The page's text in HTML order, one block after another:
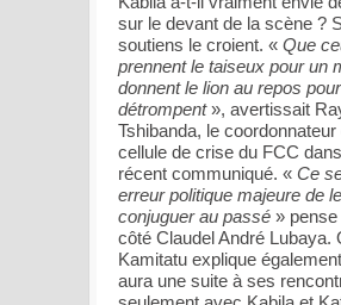
sur le devant de la scène ?
soutiens le croient. « Que
prennent le taiseux pour un
donnent le lion au repos
détrompent», avertissait
Tshibanda, le coordonnateur
cellule de crise du FCC
récent communiqué. « Ce
erreur politique majeure de le
conjuguer au passé »
côté Claudel André Lubaya.
Kamitatu explique
aura une suite à ses